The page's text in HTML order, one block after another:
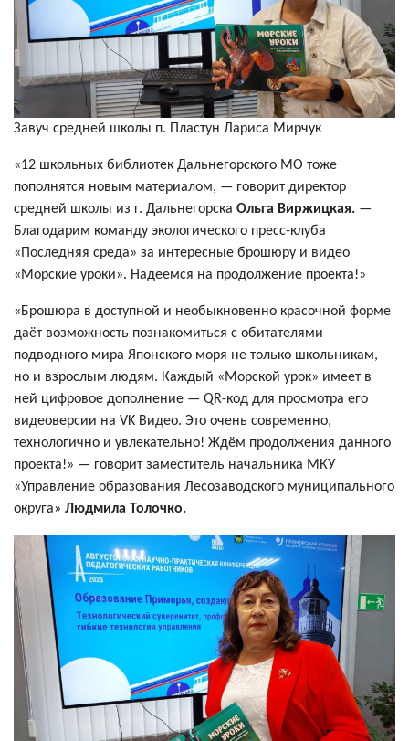
Завуч средней школы п. Пластун Лариса Мирчук
«12 школьных библиотек Дальнегорского МО тоже
пополнятся новым материалом, — говорит директор
средней школы из г. Дальнегорска Ольга Виржицкая. —
Благодарим команду экологического пресс-клуба
«Последняя среда» за интересные брошюру и видео
«Морские уроки». Надеемся на продолжение проекта!»
«Брошюра в доступной и необыкновенно красочной форме
даёт возможность познакомиться с обитателями
подводного мира Японского моря не только школьникам,
но и взрослым людям. Каждый «Морской урок» имеет в
ней цифровое дополнение — QR-код для просмотра его
видеоверсии на VK Видео. Это очень современно,
технологично и увлекательно! Ждём продолжения данного
проекта!» — говорит заместитель начальника МКУ
«Управление образования Лесозаводского муниципального
округа» Людмила Толочко.